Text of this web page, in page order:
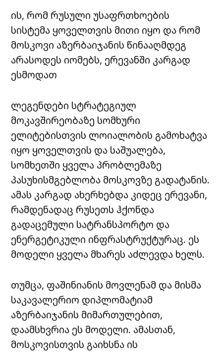
ის, რომ რუსული უსაფრთხოების
სისტემა ყოველთვის მითი იყო და რომ
მოსკოვი აზერბაიჯანის წინააღმდეგ
არასოდეს იომებს, ერევანში კარგად
ესმოდათ
ლეგენდები სტრატეგიულ
მოკავშირეობაზე სომხური
ელიტებისთვის ლოიალობის გამოხატვა
იყო ყოველთვის და საშუალება,
სომხეთში ყველა პრობლემაზე
პასუხისმგებლობა მოსკოვზე გადატანის.
ამას კარგად ახერხებდა კიდეც ერევანი,
რამდენადაც რუსეთს ჰქონდა
გადაცემული სატრანსპორტო და
ენერგეტიკული ინფრასტრუქტურაც. ეს
მოდელი ყველა მხარეს აძლევდა ხელს.
თუმცა, ფაშინიანის მოვლენამ და მისმა
საკავალერიო დიპლომატიამ
აზერბაიჯანის მიმართულებით,
დაამსხვრია ეს მოდელი. ამასთან,
მოსკოვისთვის გაიხსნა ის